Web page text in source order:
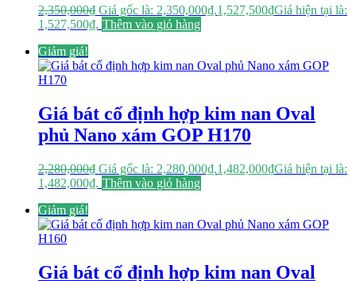
2,350,000₫ Giá gốc là: 2,350,000₫.1,527,500₫Giá hiện tại là:
1,527,500₫. Thêm vào giỏ hàng
Giảm giá!
Giá bát cố định hợp kim nan Oval
phủ Nano xám GOP H170
2,280,000₫ Giá gốc là: 2,280,000₫.1,482,000₫Giá hiện tại là:
1,482,000₫. Thêm vào giỏ hàng
Giảm giá!
Giá bát cố định hợp kim nan Oval